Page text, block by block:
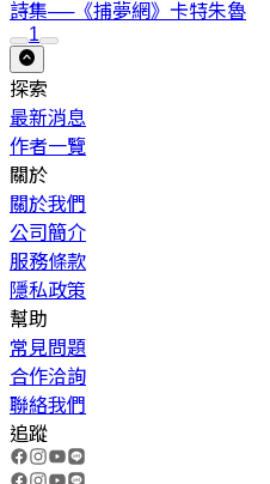
詩集──《捕夢網》 卡特朱魯
1
探索
最新消息
作者一覽
關於
關於我們
公司簡介
服務條款
隱私政策
幫助
常見問題
合作洽詢
聯絡我們
追蹤